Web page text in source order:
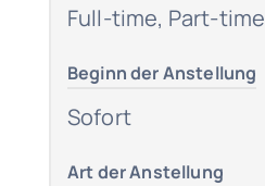
Full-time, Part-time
Beginn der Anstellung
Sofort
Art der Anstellung